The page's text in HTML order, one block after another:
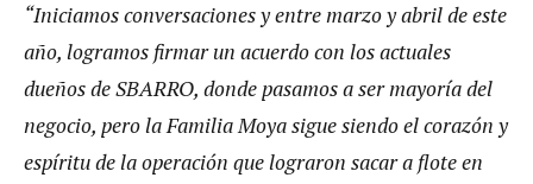
“Iniciamos conversaciones y entre marzo y abril de este
año, logramos firmar un acuerdo con los actuales
dueños de SBARRO, donde pasamos a ser mayoría del
negocio, pero la Familia Moya sigue siendo el corazón y
espíritu de la operación que lograron sacar a flote en